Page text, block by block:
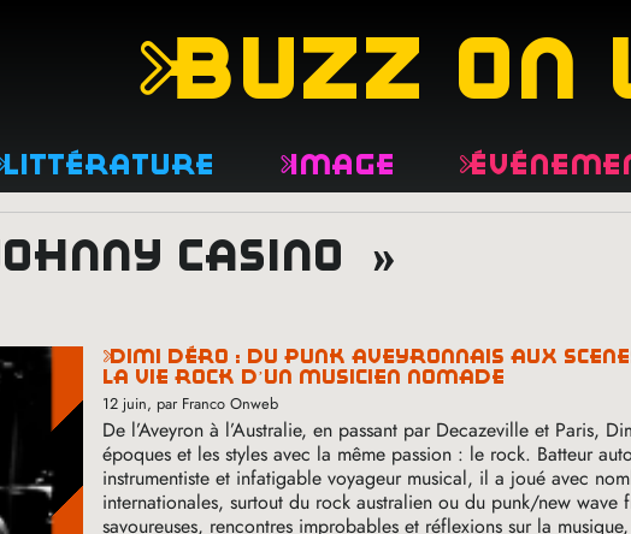
buzz on
Image
casino »
dimi déro : du punk aveyronnais aux scènes australiennes,
la vie rock d’un musicien nomade
12 juin, par Franco Onweb
De l’Aveyron à l’Australie, en passant par Decazeville et Paris,
époques et les styles avec la même passion : le rock. Batteur
instrumentiste et infatigable voyageur musical, il a joué avec
internationales, surtout du rock australien ou du punk/new wave
savoureuses, rencontres improbables et réflexions sur la